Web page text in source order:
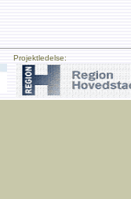
Projektledelse: